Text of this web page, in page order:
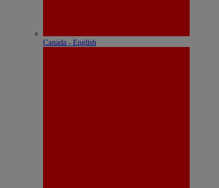
Canada - English